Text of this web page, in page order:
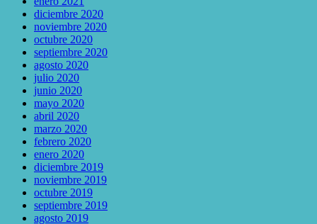
diciembre 2020
noviembre 2020
octubre 2020
septiembre 2020
agosto 2020
julio 2020
junio 2020
mayo 2020
abril 2020
marzo 2020
febrero 2020
enero 2020
diciembre 2019
noviembre 2019
octubre 2019
septiembre 2019
agosto 2019